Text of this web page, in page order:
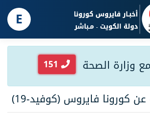
E
وزارة الصحة
كورونا فايروس (كوفيد-19)